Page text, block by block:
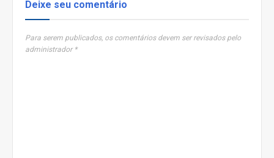
Deixe seu comentário
Para serem publicados, os comentários devem ser revisados pelo
administrador *